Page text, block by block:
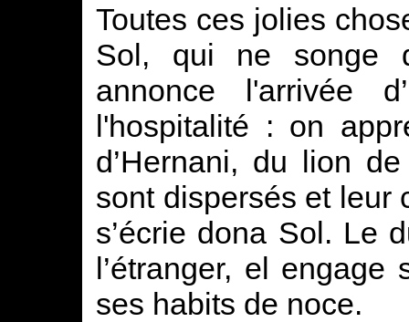
Toutes ces jolies
Sol, qui ne songe
annonce l'arrivée
l'hospitalité : on
d’Hernani, du lion
sont dispersés et leur
s’écrie dona Sol. Le
l’étranger, el
ses habits de noce.